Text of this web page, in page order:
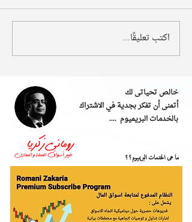
اكتب تعليقًا...
خالص تحياتى لك
أتمنى أن تفكر بجدية في الاشتراك
بالخدمات البريميوم ....
ما هى الخدمات البريميوم؟؟